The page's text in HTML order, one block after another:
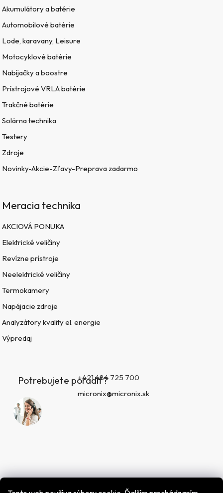
Akumulátory a batérie
Automobilové batérie
Lode, karavany, Leisure
Motocyklové batérie
Nabíjačky a boostre
Prístrojové VRLA batérie
Trakčné batérie
Solárna technika
Testery
Zdroje
Novinky-Akcie-Zľavy-Preprava zadarmo
Meracia technika
AKCIOVÁ PONUKA
Elektrické veličiny
Revízne prístroje
Neelektrické veličiny
Termokamery
Napájacie zdroje
Analyzátory kvality el. energie
Výpredaj
Potrebujete poradiť?+421 484 725 700
micronix@micronix.sk